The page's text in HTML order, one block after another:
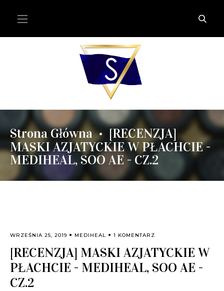
Strona Główna • [RECENZJA]
MASKI AZJATYCKIE W PŁACHCIE -
MEDIHEAL, SOO AE - CZ.2
WRZEŚNIA 25, 2019 MEDIHEAL 1 KOMENTARZ
[RECENZJA] MASKI AZJATYCKIE W
PŁACHCIE - MEDIHEAL, SOO AE -
CZ.2